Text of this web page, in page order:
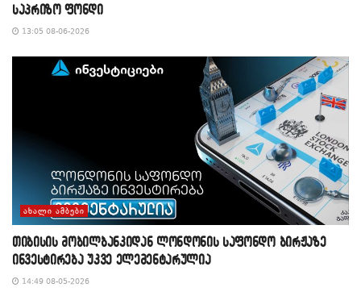
საპრიზო ფონდი
13:05 08-06-2026
ᲐᲮᲐᲚᲘ ᲐᲛᲑᲔᲑᲘ
თიბისის მობილბანკიდან ლონდონის საფონდო ბირჟაზე
ინვესტირება უკვე ელემენტარულია
14:49 08-05-2026